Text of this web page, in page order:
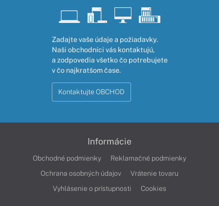
Zadajte vaše údaje a požiadavky.
Naši obchodníci vás kontaktujú,
a zodpovedia všetko čo potrebujete
v čo najkratšom čase.
Kontaktujte OBCHOD
Informácie
Obchodné podmienky
Reklamačné podmienky
Ochrana osobných údajov
Vrátenie tovaru
Vyhlásenie o prístupnosti
Cookies